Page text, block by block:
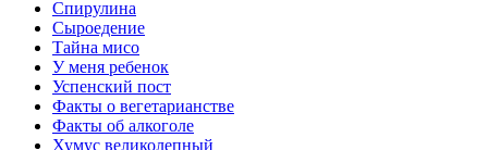
Спирулина
Сыроедение
Тайна мисо
У меня ребенок
Успенский пост
Факты о вегетарианстве
Факты об алкоголе
Хумус великолепный